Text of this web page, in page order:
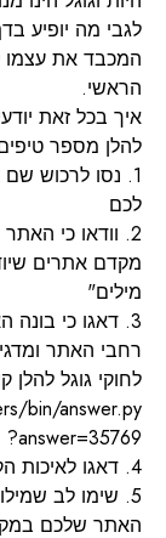
לגבי מה יופיע
המכבד את עצמו
הראשי.
איך בכל זאת
להלן מספר
1. נסו לרכוש
לכם
2. וודאו כי
מקדם אתרים
מילים"
3. דאגו כי
רחבי האתר
לחוקי גוגל להלן
bin/answer.py
?answer=35769
4. דאגו לאיכות הקוד
5. שימו לב
האתר שלכם